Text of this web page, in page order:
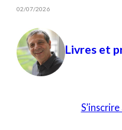
02/07/2026
Livres et